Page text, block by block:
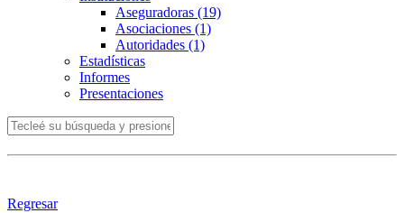
Aseguradoras (19)
Asociaciones (1)
Autoridades (1)
Estadísticas
Informes
Presentaciones
Regresar